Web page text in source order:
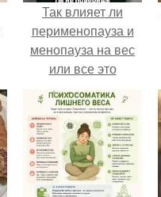
Так влияет ли
перименопауза и
менопауза на вес
или все это
ерунда?